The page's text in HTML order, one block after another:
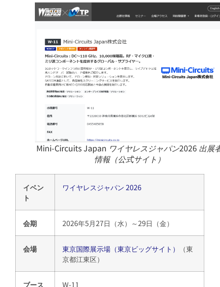
Mini-Circuits Japan ワイヤレスジャパン2026 出展
情報（公式サイト）
イベン
ト
ワイヤレスジャパン 2026
会期 2026年5月27日（水） ～29日（金）
会場 東京国際展示場（東京ビッグサイト）
（東
京都江東区）
ブース W-11